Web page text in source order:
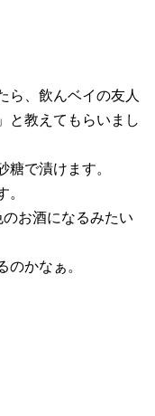
ら、飲んベイの友人
と教えてもらいまし
で漬けます。
。
お酒になるみたい
のかなぁ。